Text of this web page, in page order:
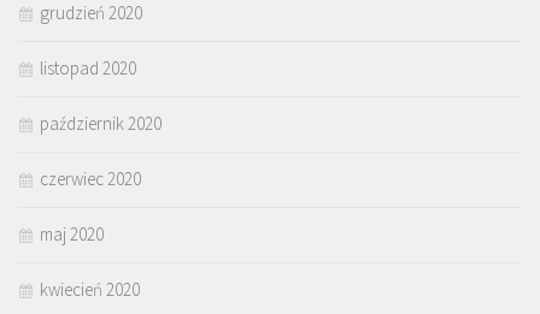
grudzień 2020
listopad 2020
październik 2020
czerwiec 2020
maj 2020
kwiecień 2020